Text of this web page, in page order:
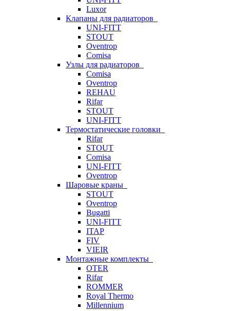
Luxor
Клапаны для радиаторов
UNI-FITT
STOUT
Oventrop
Comisa
Узлы для радиаторов
Comisa
Oventrop
REHAU
Rifar
STOUT
UNI-FITT
Термостатические головки
Rifar
STOUT
Comisa
UNI-FITT
Oventrop
Шаровые краны
STOUT
Oventrop
Bugatti
UNI-FITT
ITAP
FIV
VIEIR
Монтажные комплекты
OTER
Rifar
ROMMER
Royal Thermo
Millennium